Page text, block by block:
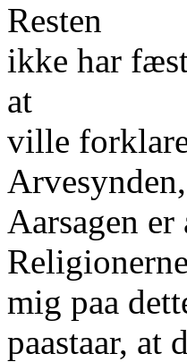
Resten
ikke har
at
ville
Aarsagen
mig paa
paastaar, at